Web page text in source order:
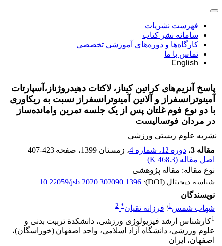
فهرست نشریات
سامانه نشر کتاب
کارگاه‌ها و دوره‌های آموزشی تخصصی
تماس با ما
English
پاسخ آنزیم‌های کراتین کیناز، لاکتات دهیدروژناز،آسپارتات
آمینوترانسفراز و آلانین آمینوترانسفراز نسبت به ریکاوری
با دو نوع فوم غلتان پس از یک جلسه تمرین وامانده‌ساز
در مردان فوتسالیست
نشریه علوم زیستی ورزشی
مقاله 3
، دوره 12، شماره 4 ، زمستان 1399 ، صفحه 407-423
اصل مقاله (468.3 K
)
نوع مقاله: مقاله پژوهشی
شناسه دیجیتال (DOI):
10.22059/jsb.2020.302090.1396
نویسندگان
شهاب شمس1؛ فرزانه تقیان*
2
1کارشناس ارشد فیزیولوژی ورزشی، دانشکدة تربیت بدنی و
علوم ورزشی، دانشگاه آزاد اسلامی، واحد اصفهان (خوراسگان)،
اصفهان، ایران